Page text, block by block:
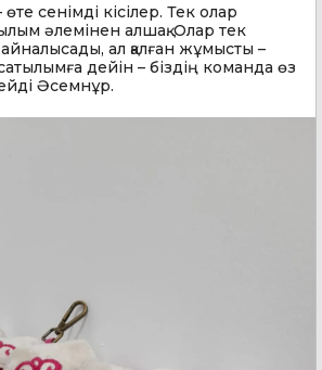
сенімді кісілер. Тек олар
әлемінен алшақ. Олар тек
ал қалған жұмысты –
дейін – біздің команда өз
Әсемнұр.